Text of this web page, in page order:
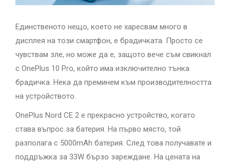
Единственото нещо, което не харесвам много в
дисплея на този смартфон, е брадичката. Просто се
чувствам зле, но може да е, защото вече съм свикнал
с OnePlus 10 Pro, който има изключително тънка
брадичка. Нека да преминем към производителността
на устройството.
OnePlus Nord CE 2 е прекрасно устройство, когато
става въпрос за батерия. На първо място, той
разполага с 5000mAh батерия. След това получавате и
поддръжка за 33W бързо зареждане. На цената на